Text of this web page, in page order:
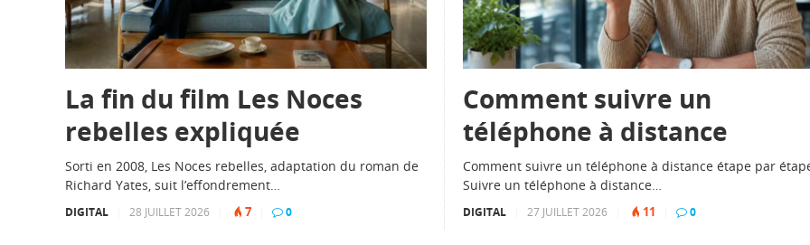
La fin du film Les Noces
rebelles expliquée
Sorti en 2008, Les Noces rebelles, adaptation du roman de
Richard Yates, suit l’effondrement…
DIGITAL 28 JUILLET 2026 7 0
Comment suivre un
téléphone à distance
Comment suivre un téléphone à distance étape par
Suivre un téléphone à distance…
DIGITAL 27 JUILLET 2026 11 0